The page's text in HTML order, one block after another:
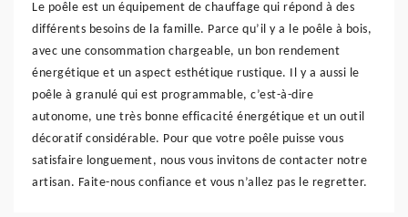
Le poêle est un équipement de chauffage qui répond à des
différents besoins de la famille. Parce qu’il y a le poêle à bois,
avec une consommation chargeable, un bon rendement
énergétique et un aspect esthétique rustique. Il y a aussi le
poêle à granulé qui est programmable, c’est-à-dire
autonome, une très bonne efficacité énergétique et un outil
décoratif considérable. Pour que votre poêle puisse vous
satisfaire longuement, nous vous invitons de contacter notre
artisan. Faite-nous confiance et vous n’allez pas le regretter.